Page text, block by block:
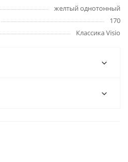
желтый однотонный
170
Классика Visio